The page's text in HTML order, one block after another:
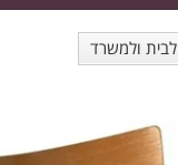
ולמשרד